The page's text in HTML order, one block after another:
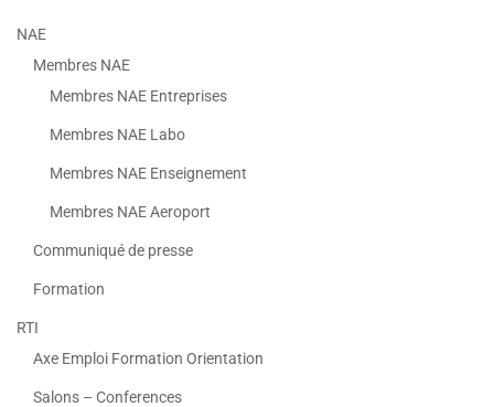
NAE
Membres NAE
Membres NAE Entreprises
Membres NAE Labo
Membres NAE Enseignement
Membres NAE Aeroport
Communiqué de presse
Formation
RTI
Axe Emploi Formation Orientation
Salons – Conferences